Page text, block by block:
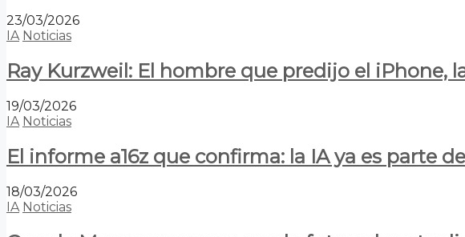
23/03/2026
IA Noticias
Ray Kurzweil: El hombre que predijo el iPhone,
19/03/2026
IA Noticias
El informe a16z que confirma: la IA ya es parte
18/03/2026
IA Noticias